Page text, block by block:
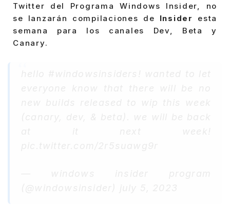
Twitter del Programa Windows Insider, no
se lanzarán compilaciones de Insider
esta
semana para los canales Dev, Beta y
Canary.